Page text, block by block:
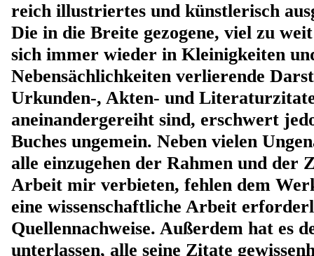
reich illustriertes und künstlerisch
Die in die Breite gezogene, viel zu
sich immer wieder in Kleinigkeiten
Nebensächlichkeiten verlierende
Urkunden-, Akten- und
aneinandergereiht sind, erschwert
Buches ungemein. Neben vielen
alle einzugehen der Rahmen und der
Arbeit mir verbieten, fehlen dem
eine wissenschaftliche Arbeit
Quellennachweise. Außerdem hat es
unterlassen, alle seine Zitate